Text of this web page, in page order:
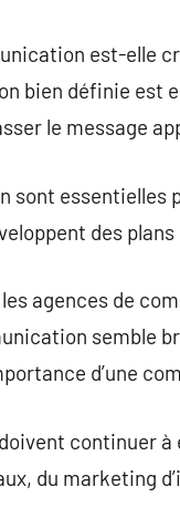
est-elle
bien définie est
le message
sont essentielles
des plans
agences de
semble
d’une
continuer
du marketing